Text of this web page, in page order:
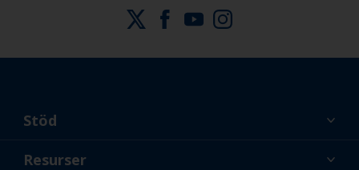
Stöd
Om oss
Resurser